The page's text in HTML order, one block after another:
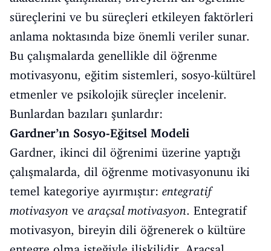
süreçlerini ve bu süreçleri etkileyen faktörleri
anlama noktasında bize önemli veriler sunar.
Bu çalışmalarda genellikle dil öğrenme
motivasyonu, eğitim sistemleri, sosyo-kültürel
etmenler ve psikolojik süreçler incelenir.
Bunlardan bazıları şunlardır:
Gardner’ın Sosyo-Eğitsel Modeli
Gardner, ikinci dil öğrenimi üzerine yaptığı
çalışmalarda, dil öğrenme motivasyonunu iki
temel kategoriye ayırmıştır: entegratif
motivasyon ve araçsal motivasyon. Entegratif
motivasyon, bireyin dili öğrenerek o kültüre